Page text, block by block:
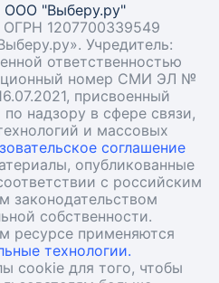
"Выберу.ру"
1207700339549
Учредитель:
ответственностью
номер СМИ ЭЛ №
присвоенный
надзору в сфере связи,
и массовых
соглашение
опубликованные
с российским
законодательством
собственности.
ресурсе применяются
технологии.
cookie для того, чтобы